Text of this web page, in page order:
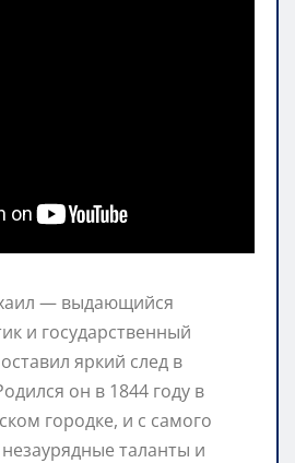
— выдающийся
и государственный
яркий след в
он в 1844 году в
городке, и с самого
таланты и